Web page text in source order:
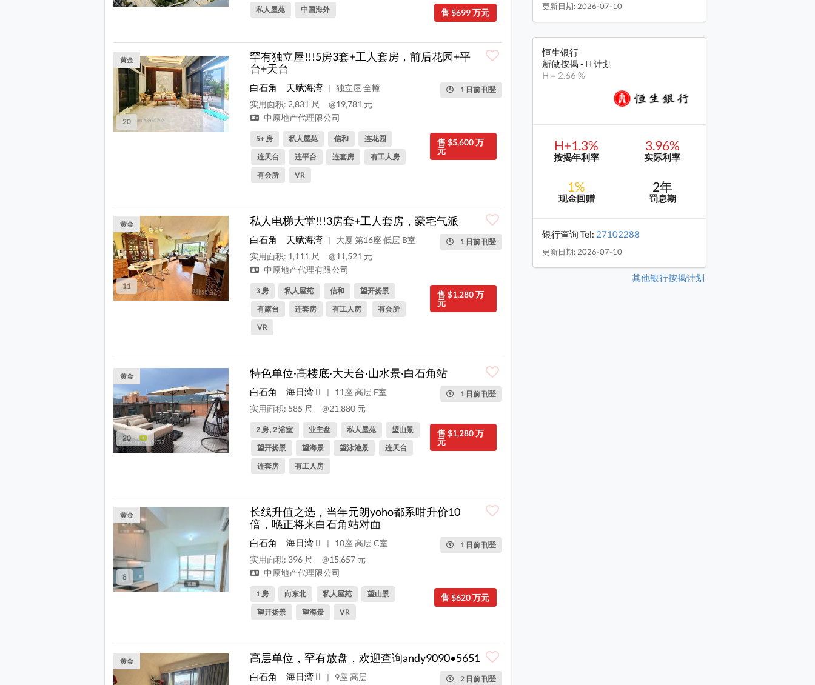
售 $699 万元
私人屋苑 中国海外
20
黄金
罕有独立屋!!!5房3套+工人套房，前后花园+平
台+天台
1 日前 刊登
白石角 天赋海湾 |
独立屋 全幢
实用面积: 2,831 尺
@19,781 元
中原地产代理限公司
售 $5,600 万
元
5+ 房 私人屋苑 信和
连花园
连天台
连平台 连套房
有工人房
有会所
VR
11
黄金 私人电梯大堂!!!3房套+工人套房，豪宅气派
1 日前 刊登
白石角 天赋海湾 |
大厦 第16座 低层 B室
实用面积: 1,111 尺
@11,521 元
中原地产代理有限公司
售 $1,280 万
元
3 房 私人屋苑 信和
望开扬景
有露台
连套房 有工人房
有会所
VR
20
黄金 特色单位·高楼底·大天台·山水景·白石角站
1 日前 刊登
白石角 海日湾 II |
11座 高层 F室
实用面积: 585 尺
@21,880 元
售 $1,280 万
元
2 房 , 2 浴室 业主盘 私人屋苑
望山景
望开扬景
望海景 望泳池景
连天台
连套房
有工人房
8
黄金
长线升值之选，当年元朗yoho都系咁升价10
倍，喺正将来白石角站对面
1 日前 刊登
白石角 海日湾 II |
10座 高层 C室
实用面积: 396 尺
@15,657 元
中原地产代理限公司
售 $620 万元
1 房 向东北 私人屋苑
望山景
望开扬景
望海景 VR
黄金 高层单位，罕有放盘，欢迎查询andy9090•5651
2 日前 刊登
白石角 海日湾 II | 9座 高层
更新日期: 2026-07-10
恒生银行
新做按揭 - H 计划
H = 2.66 %
H+1.3%
按揭年利率
3.96%
实际利率
1%
现金回赠
2年
罚息期
银行查询 Tel: 27102288
更新日期: 2026-07-10
其他银行按揭计划